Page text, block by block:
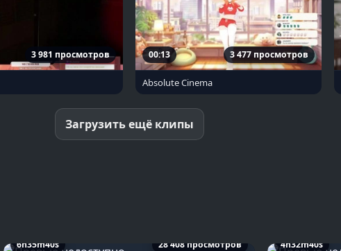
3 981 просмотров 00:13 3 477 просмотров
Absolute Cinema
Загрузить ещё клипы
6h35m40s 28 408 просмотров 4h32m40s